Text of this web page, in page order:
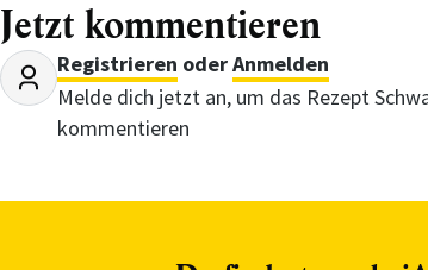
Jetzt kommentieren
Registrieren oderAnmelden
Melde dich jetzt an, um das Rezept
kommentieren